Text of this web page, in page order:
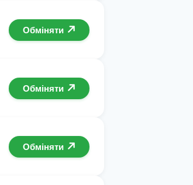
Обміняти
Обміняти
Обміняти